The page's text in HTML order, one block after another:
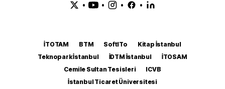
• • • •
İTOTAM BTM SoftITo
Kitap İstanbul
Teknopark İstanbul
İDTM İstanbul
İTOSAM
Cemile Sultan Tesisleri
ICVB
İstanbul Ticaret Üniversitesi